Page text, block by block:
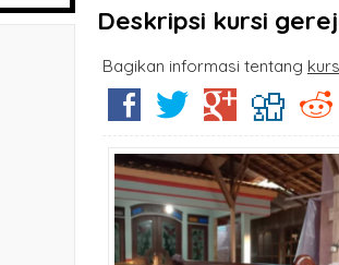
Deskripsi kursi
Bagikan informasi tentang